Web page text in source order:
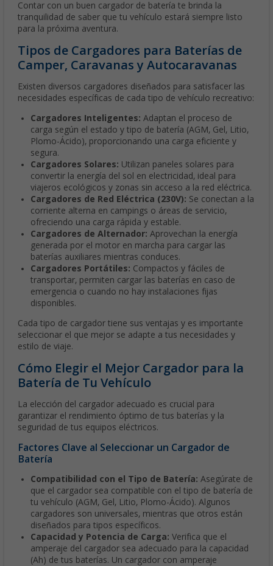
Contar con un buen cargador de batería te brinda la
tranquilidad de saber que tu vehículo estará siempre listo
para la próxima aventura.
Tipos de Cargadores para Baterías de
Camper, Caravanas y Autocaravanas
Existen diversos cargadores diseñados para satisfacer las
necesidades específicas de cada tipo de vehículo recreativo:
Cargadores Inteligentes: Adaptan el proceso de
carga según el estado y tipo de batería (AGM, Gel, Litio,
Plomo-Ácido), proporcionando una carga eficiente y
segura.
Cargadores Solares: Utilizan paneles solares para
convertir la energía del sol en electricidad, ideal para
viajeros ecológicos y zonas sin acceso a la red eléctrica.
Cargadores de Red Eléctrica (230V): Se conectan a la
corriente alterna en campings o áreas de servicio,
ofreciendo una carga rápida y estable.
Cargadores de Alternador: Aprovechan la energía
generada por el motor en marcha para cargar las
baterías auxiliares mientras conduces.
Cargadores Portátiles: Compactos y fáciles de
transportar, permiten cargar las baterías en caso de
emergencia o cuando no hay instalaciones fijas
disponibles.
Cada tipo de cargador tiene sus ventajas y es importante
seleccionar el que mejor se adapte a tus necesidades y
estilo de viaje.
Cómo Elegir el Mejor Cargador para la
Batería de Tu Vehículo
La elección del cargador adecuado es crucial para
garantizar el rendimiento óptimo de tus baterías y la
seguridad de tus equipos eléctricos.
Factores Clave al Seleccionar un Cargador de
Batería
Compatibilidad con el Tipo de Batería: Asegúrate de
que el cargador sea compatible con el tipo de batería de
tu vehículo (AGM, Gel, Litio, Plomo-Ácido). Algunos
cargadores son universales, mientras que otros están
diseñados para tipos específicos.
Capacidad y Potencia de Carga: Verifica que el
amperaje del cargador sea adecuado para la capacidad
(Ah) de tus baterías. Un cargador con amperaje